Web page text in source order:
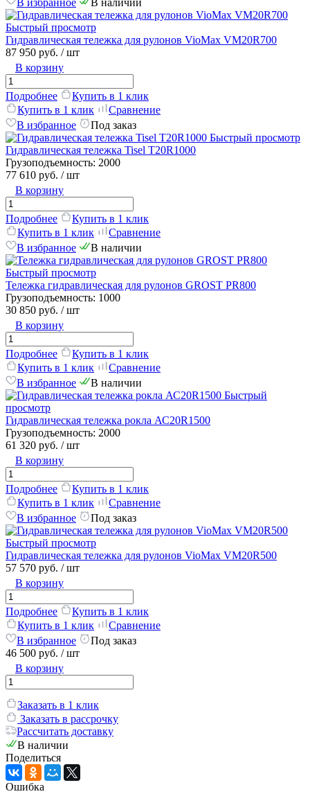
В избранное В наличии
Быстрый просмотр
Гидравлическая тележка для рулонов VioMax VM20R700
87 950 руб. / шт
В корзину
Подробнее
Купить в 1 клик
Купить в 1 клик
Сравнение
В избранное
Под заказ
Быстрый просмотр
Гидравлическая тележка Tisel T20R1000
Грузоподъемность: 2000
77 610 руб. / шт
В корзину
Подробнее
Купить в 1 клик
Купить в 1 клик
Сравнение
В избранное
В наличии
Быстрый просмотр
Тележка гидравлическая для рулонов GROST PR800
Грузоподъемность: 1000
30 850 руб. / шт
В корзину
Подробнее
Купить в 1 клик
Купить в 1 клик
Сравнение
В избранное
В наличии
Быстрый
просмотр
Гидравлическая тележка рокла АС20R1500
Грузоподъемность: 2000
61 320 руб. / шт
В корзину
Подробнее
Купить в 1 клик
Купить в 1 клик
Сравнение
В избранное
Под заказ
Быстрый просмотр
Гидравлическая тележка для рулонов VioMax VM20R500
57 570 руб. / шт
В корзину
Подробнее
Купить в 1 клик
Купить в 1 клик
Сравнение
В избранное
Под заказ
46 500 руб. / шт
В корзину
Заказать в 1 клик
Заказать в рассрочку
Рассчитать доставку
В наличии
Поделиться
Ошибка